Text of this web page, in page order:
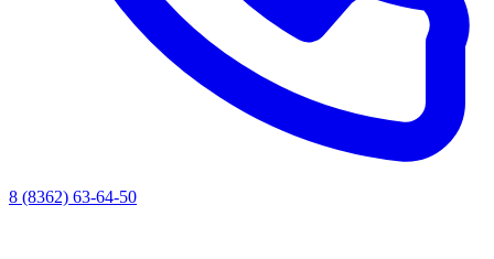
8 (8362) 63-64-50